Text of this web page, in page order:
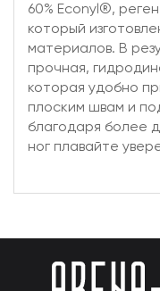
60% Econyl®,
который
материалов. В
прочная,
которая удобно
плоским швам и
благодаря более
ног плавайте